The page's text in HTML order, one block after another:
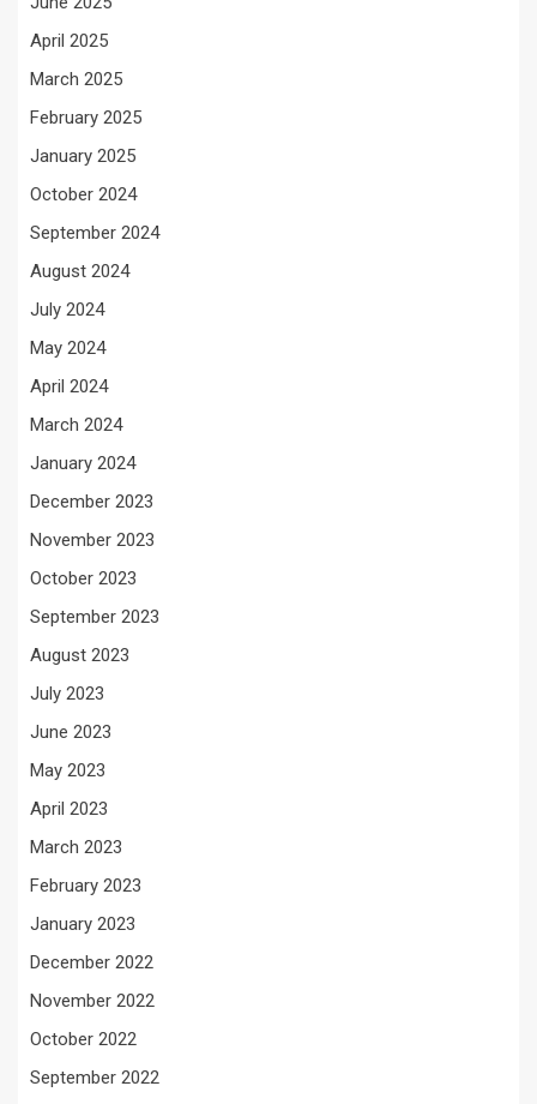
April 2025
March 2025
February 2025
January 2025
October 2024
September 2024
August 2024
July 2024
May 2024
April 2024
March 2024
January 2024
December 2023
November 2023
October 2023
September 2023
August 2023
July 2023
June 2023
May 2023
April 2023
March 2023
February 2023
January 2023
December 2022
November 2022
October 2022
September 2022